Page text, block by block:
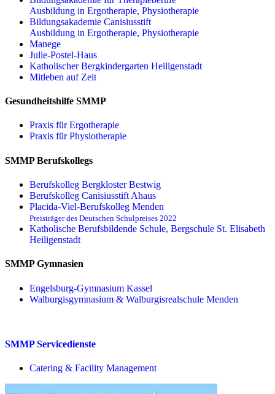
Ausbildung in Ergotherapie, Physiotherapie
Bildungsakademie Canisiusstift
Ausbildung in Ergotherapie, Physiotherapie
Manege
Julie-Postel-Haus
Katholischer Bergkindergarten Heiligenstadt
Mitleben auf Zeit
Gesundheitshilfe SMMP
Praxis für Ergo­therapie
Praxis für Physio­therapie
SMMP Berufskollegs
Berufskolleg Bergkloster Bestwig
Berufskolleg Canisiusstift Ahaus
Placida-Viel-Berufskolleg Menden
Preisträger des Deutschen Schulpreises 2022
Katholische Berufsbildende Schule, Bergschule St. Elisabeth
Heiligenstadt
SMMP Gymnasien
Engelsburg-Gymnasium Kassel
Walburgisgymnasium & Walburgisrealschule Menden
SMMP Servicedienste
Catering & Facility Management